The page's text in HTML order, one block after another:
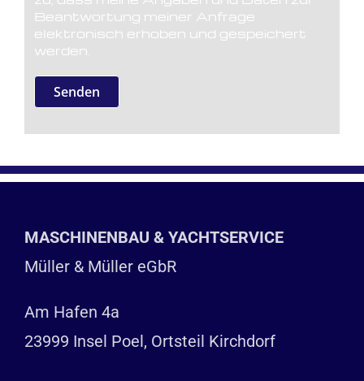
Beantwortung meiner Anfrage
elektronisch erhoben und gespeichert
werden.
Bitte lasse dieses Feld leer.
MASCHINENBAU & YACHTSERVICE
Müller & Müller eGbR
Am Hafen 4a
23999 Insel Poel, Ortsteil Kirchdorf